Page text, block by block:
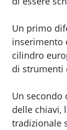
Un primo
inserimento
cilindro
di strumenti
Un
delle chiavi,
tradizionale